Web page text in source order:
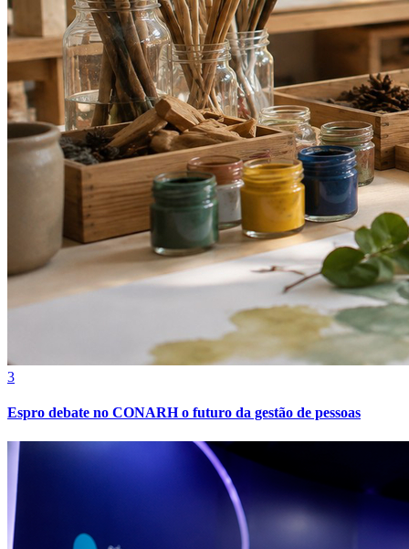
3
Espro debate no CONARH o futuro da gestão de pessoas